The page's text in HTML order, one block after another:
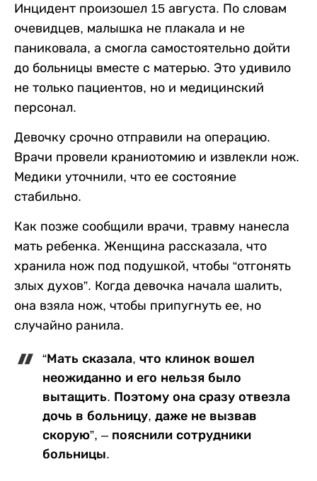
Инцидент произошел 15 августа. По словам
очевидцев, малышка не плакала и не
паниковала, а смогла самостоятельно дойти
до больницы вместе с матерью. Это удивило
не только пациентов, но и медицинский
персонал.
Девочку срочно отправили на операцию.
Врачи провели краниотомию и извлекли нож.
Медики уточнили, что ее состояние
стабильно.
Как позже сообщили врачи, травму нанесла
мать ребенка. Женщина рассказала, что
хранила нож под подушкой, чтобы “отгонять
злых духов”. Когда девочка начала шалить,
она взяла нож, чтобы припугнуть ее, но
случайно ранила.
“Мать сказала, что клинок вошел
неожиданно и его нельзя было
вытащить. Поэтому она сразу отвезла
дочь в больницу, даже не вызвав
скорую”, – пояснили сотрудники
больницы.